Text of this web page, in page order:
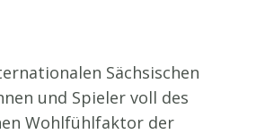
Sächsischen
und Spieler voll des
Wohlfühlfaktor der